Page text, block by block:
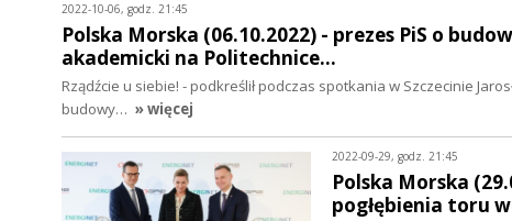
2022-10-06, godz. 21:45
Polska Morska (06.10.2022) - prezes PiS o
akademicki na Politechnice…
Rządźcie u siebie! - podkreślił podczas spotkania w Szczecinie
budowy… » więcej
2022-09-29, godz. 21:45
Polska Morska
pogłębienia toru